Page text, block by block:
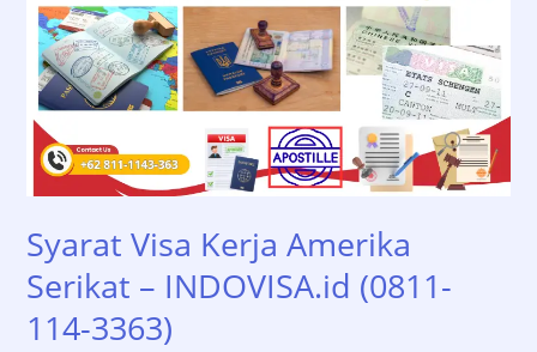
Syarat Visa Kerja Amerika
Serikat – INDOVISA.id (0811-
114-3363)